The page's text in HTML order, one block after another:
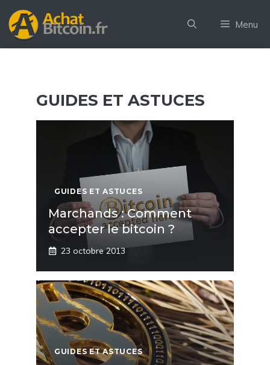
Aller
au
contenu
Menu
GUIDES ET ASTUCES
GUIDES ET ASTUCES
Marchands : Comment
accepter le bitcoin ?
23 octobre 2013
GUIDES ET ASTUCES